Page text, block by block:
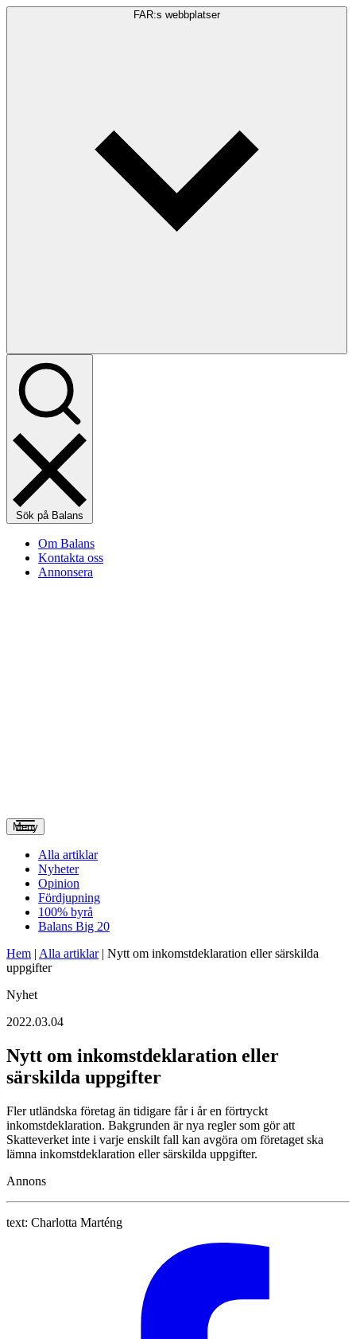
FAR:s webbplatser
Sök på Balans
Om Balans
Kontakta oss
Annonsera
Meny
Alla artiklar
Nyheter
Opinion
Fördjupning
100% byrå
Balans Big 20
Hem | Alla artiklar| Nytt om inkomst­deklaration eller särskilda
uppgifter
Nyhet
2022.03.04
Nytt om inkomst­deklaration eller
särskilda uppgifter
Fler utländska företag än tidigare får i år en förtryckt
inkomstdeklaration. Bakgrunden är nya regler som gör att
Skatteverket inte i varje enskilt fall kan avgöra om företaget ska
lämna inkomstdeklaration eller särskilda uppgifter.
Annons
text: Charlotta Marténg